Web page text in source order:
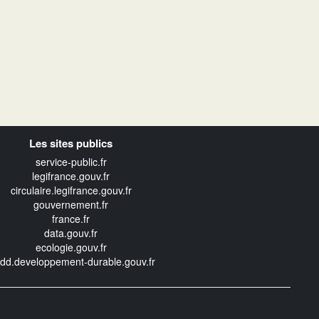
Les sites publics
service-public.fr
legifrance.gouv.fr
circulaire.legifrance.gouv.fr
gouvernement.fr
france.fr
data.gouv.fr
ecologie.gouv.fr
durable.gouv.fr